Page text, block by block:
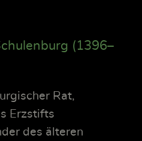
(1396–
Rat,
Erzstifts
des älteren